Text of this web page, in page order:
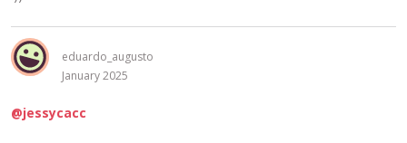
eduardo_augusto
January 2025
@jessycacc